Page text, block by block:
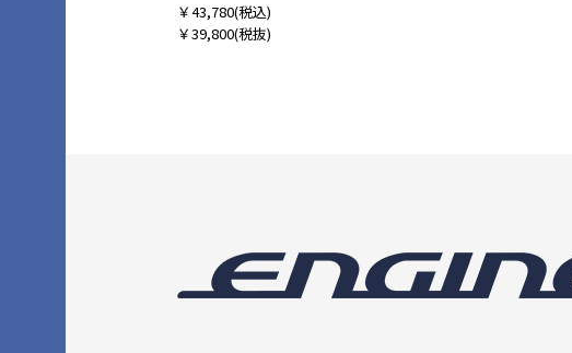
￥43,780(税込)
￥39,800(税抜)